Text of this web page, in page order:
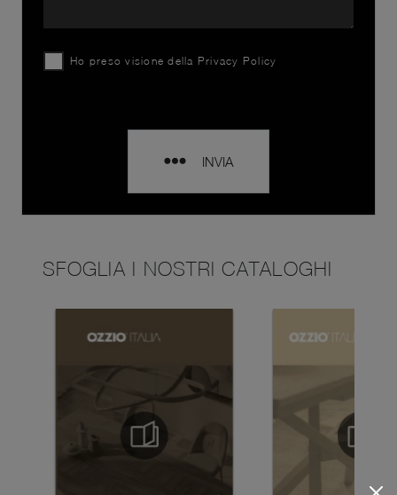
Ho preso visione della Privacy Policy
INVIA
SFOGLIA I NOSTRI CATALOGHI